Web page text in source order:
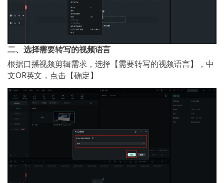
二、选择需要转写的视频语言
根据口播视频剪辑需求，选择【需要转写的视频语言】，中
文OR英文，点击【确定】